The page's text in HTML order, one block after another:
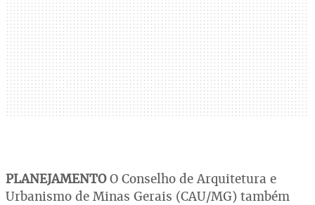
PLANEJAMENTOO Conselho de Arquitetura e
Urbanismo de Minas Gerais (CAU/MG) também